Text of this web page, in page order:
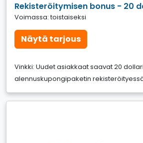
Rekisteröitymisen bonus - 20
Voimassa: toistaiseksi
Näytä tarjous
Vinkki: Uudet asiakkaat saavat 20
alennuskupongipaketin